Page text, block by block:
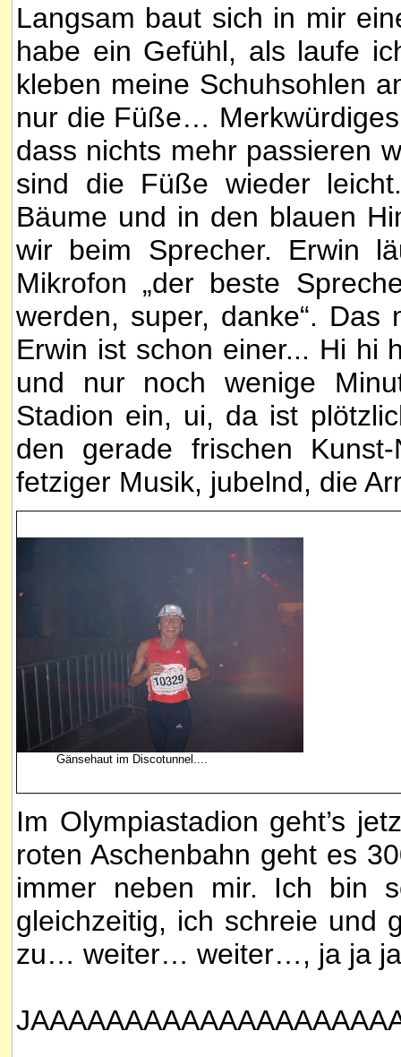
Langsam baut sich in mir
habe ein Gefühl, als laufe
kleben meine Schuhsohlen
nur die Füße…
dass nichts mehr passieren
sind die Füße wieder
Bäume und in den blauen
wir beim Sprecher. Erwin
Mikrofon „der beste
werden, super, danke“. Das
Erwin ist schon einer... Hi hi
und nur noch wenige
Stadion ein, ui, da ist
den gerade frischen
fetziger Musik, jubelnd, die
Gänsehaut im Discotunnel....
Im Olympiastadion geht’s
roten Aschenbahn geht es
immer neben mir. Ich bin
gleichzeitig, ich schreie und
zu… weiter… weiter…, ja ja